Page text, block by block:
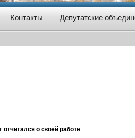
Контакты Депутатские
о своей работе